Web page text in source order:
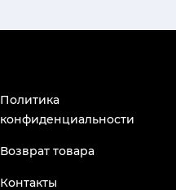
Политика
конфиденциальности
Возврат товара
Контакты